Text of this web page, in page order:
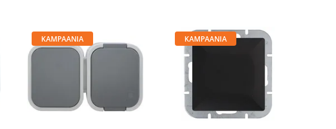
KAMPAANIA KAMPAANIA